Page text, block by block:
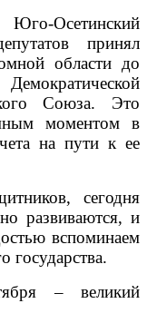
Осетинский
принял
области до
Союза. Это
моментом в
на пути к ее
сегодня
развиваются, и
вспоминаем
государства.
– великий